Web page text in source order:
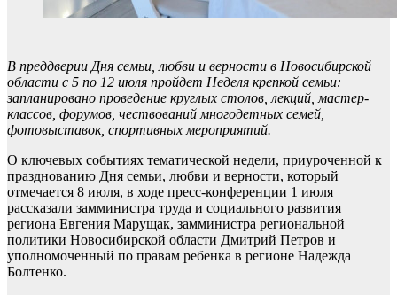
В преддверии Дня семьи, любви и верности в Новосибирской
области с 5 по 12 июля пройдет Неделя крепкой семьи:
запланировано проведение круглых столов, лекций, мастер-
классов, форумов, чествований многодетных семей,
фотовыставок, спортивных мероприятий.
О ключевых событиях тематической недели, приуроченной к
празднованию Дня семьи, любви и верности, который
отмечается 8 июля, в ходе пресс-конференции 1 июля
рассказали замминистра труда и социального развития
региона Евгения Марущак, замминистра региональной
политики Новосибирской области Дмитрий Петров и
уполномоченный по правам ребенка в регионе Надежда
Болтенко.